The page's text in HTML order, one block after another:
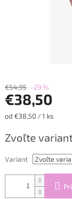
€54,95 –29 %
€38,50
Jednotková
od €38,50 / 1 ks
Zvoľte
Variant